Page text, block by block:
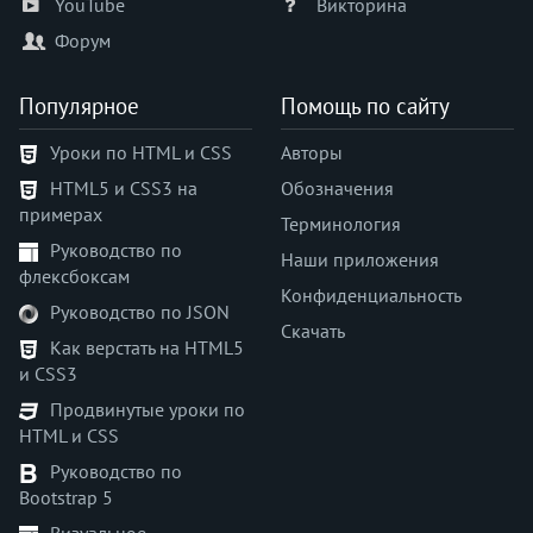
padding
padding-block-start
padding-bottom
padding-inline
padding-inline-end
padding-inline-start
padding-left
padding-right
padding-top
page-break-after
page-break-before
page-break-inside
perspective
perspective-origin
place-content
Форум
Популярное
Уроки по HTML и CSS
HTML5 и CSS3 на
примерах
Руководство по
флексбоксам
Руководство по JSON
Как верстать на HTML5
и CSS3
Продвинутые уроки по
HTML и CSS
Руководство по
Bootstrap 5
Помощь по сайту
Авторы
Обозначения
Терминология
Наши приложения
Конфиденциальность
Скачать